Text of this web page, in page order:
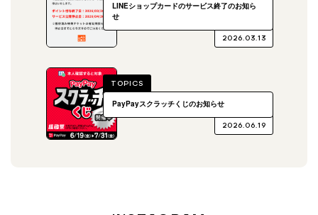
2026.03.13
LINEショップカードのサービス終了のお知ら
せ
TOPICS
2026.06.19
PayPayスクラッチくじのお知らせ